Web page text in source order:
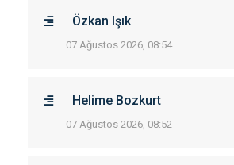
Özkan Işık
07 Ağustos 2026, 08:54
Helime Bozkurt
07 Ağustos 2026, 08:52